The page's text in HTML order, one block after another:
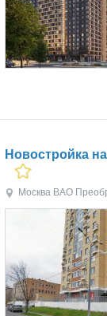
Новостройка
Москва ВАО